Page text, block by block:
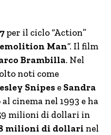
per il ciclo “Action”
Man“. Il film
Brambilla. Nel
noti come
Snipes e Sandra
cinema nel 1993 e ha
milioni di dollari in
milioni di dollari nel